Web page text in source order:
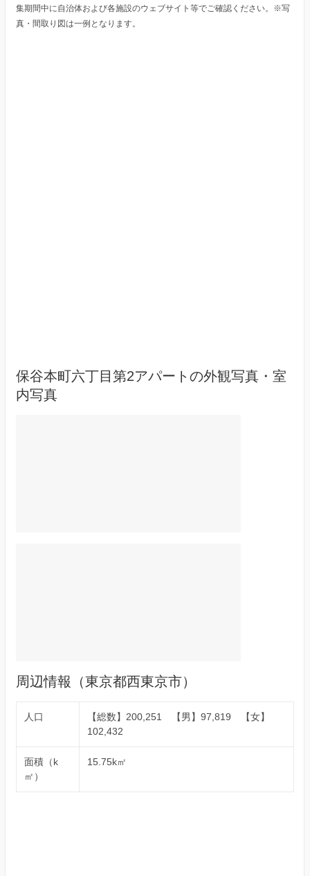
集期間中に自治体および各施設のウェブサイト等でご確認ください。※写
真・間取り図は一例となります。
保谷本町六丁目第2アパートの外観写真・室
内写真
周辺情報（東京都西東京市）
人口
【総数】200,251 【男】97,819 【女】
102,432
面積（k
㎡）
15.75k㎡